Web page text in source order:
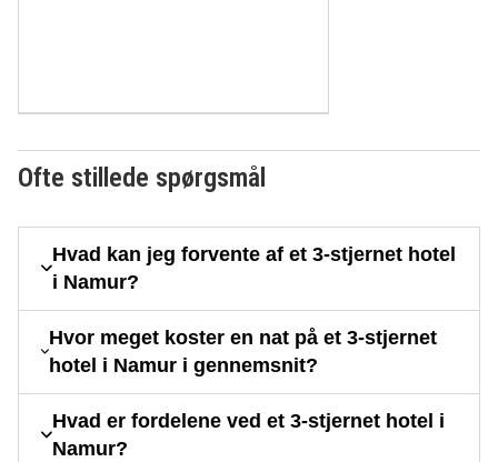
Ofte stillede spørgsmål
Hvad kan jeg forvente af et 3-stjernet hotel
i Namur?
Hvor meget koster en nat på et 3-stjernet
hotel i Namur i gennemsnit?
Hvad er fordelene ved et 3-stjernet hotel i
Namur?